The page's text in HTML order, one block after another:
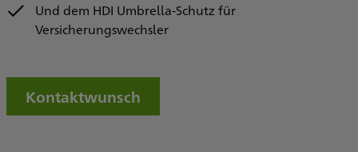
Und dem HDI Umbrella-Schutz für
Versicherungswechsler
Kontaktwunsch